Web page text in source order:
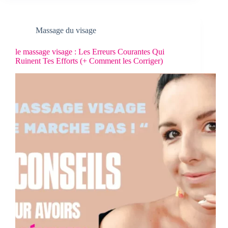
Massage du visage
le massage visage : Les Erreurs Courantes Qui
Ruinent Tes Efforts (+ Comment les Corriger)